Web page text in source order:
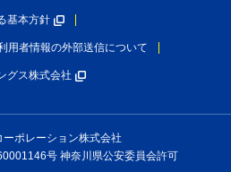
基本方針
用者情報の外部送信について
グス株式会社
ーポレーション株式会社
号 神奈川県公安委員会許可